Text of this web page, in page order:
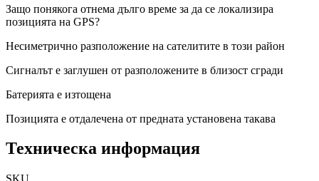
Защо понякога отнема дълго време за да се локализира
позицията на GPS?
Несиметрично разположение на сателитите в този район
Сигналът е заглушен от разположените в близост сгради
Батерията е изтощена
Позицията е отдалечена от предната установена такава
Техническа информация